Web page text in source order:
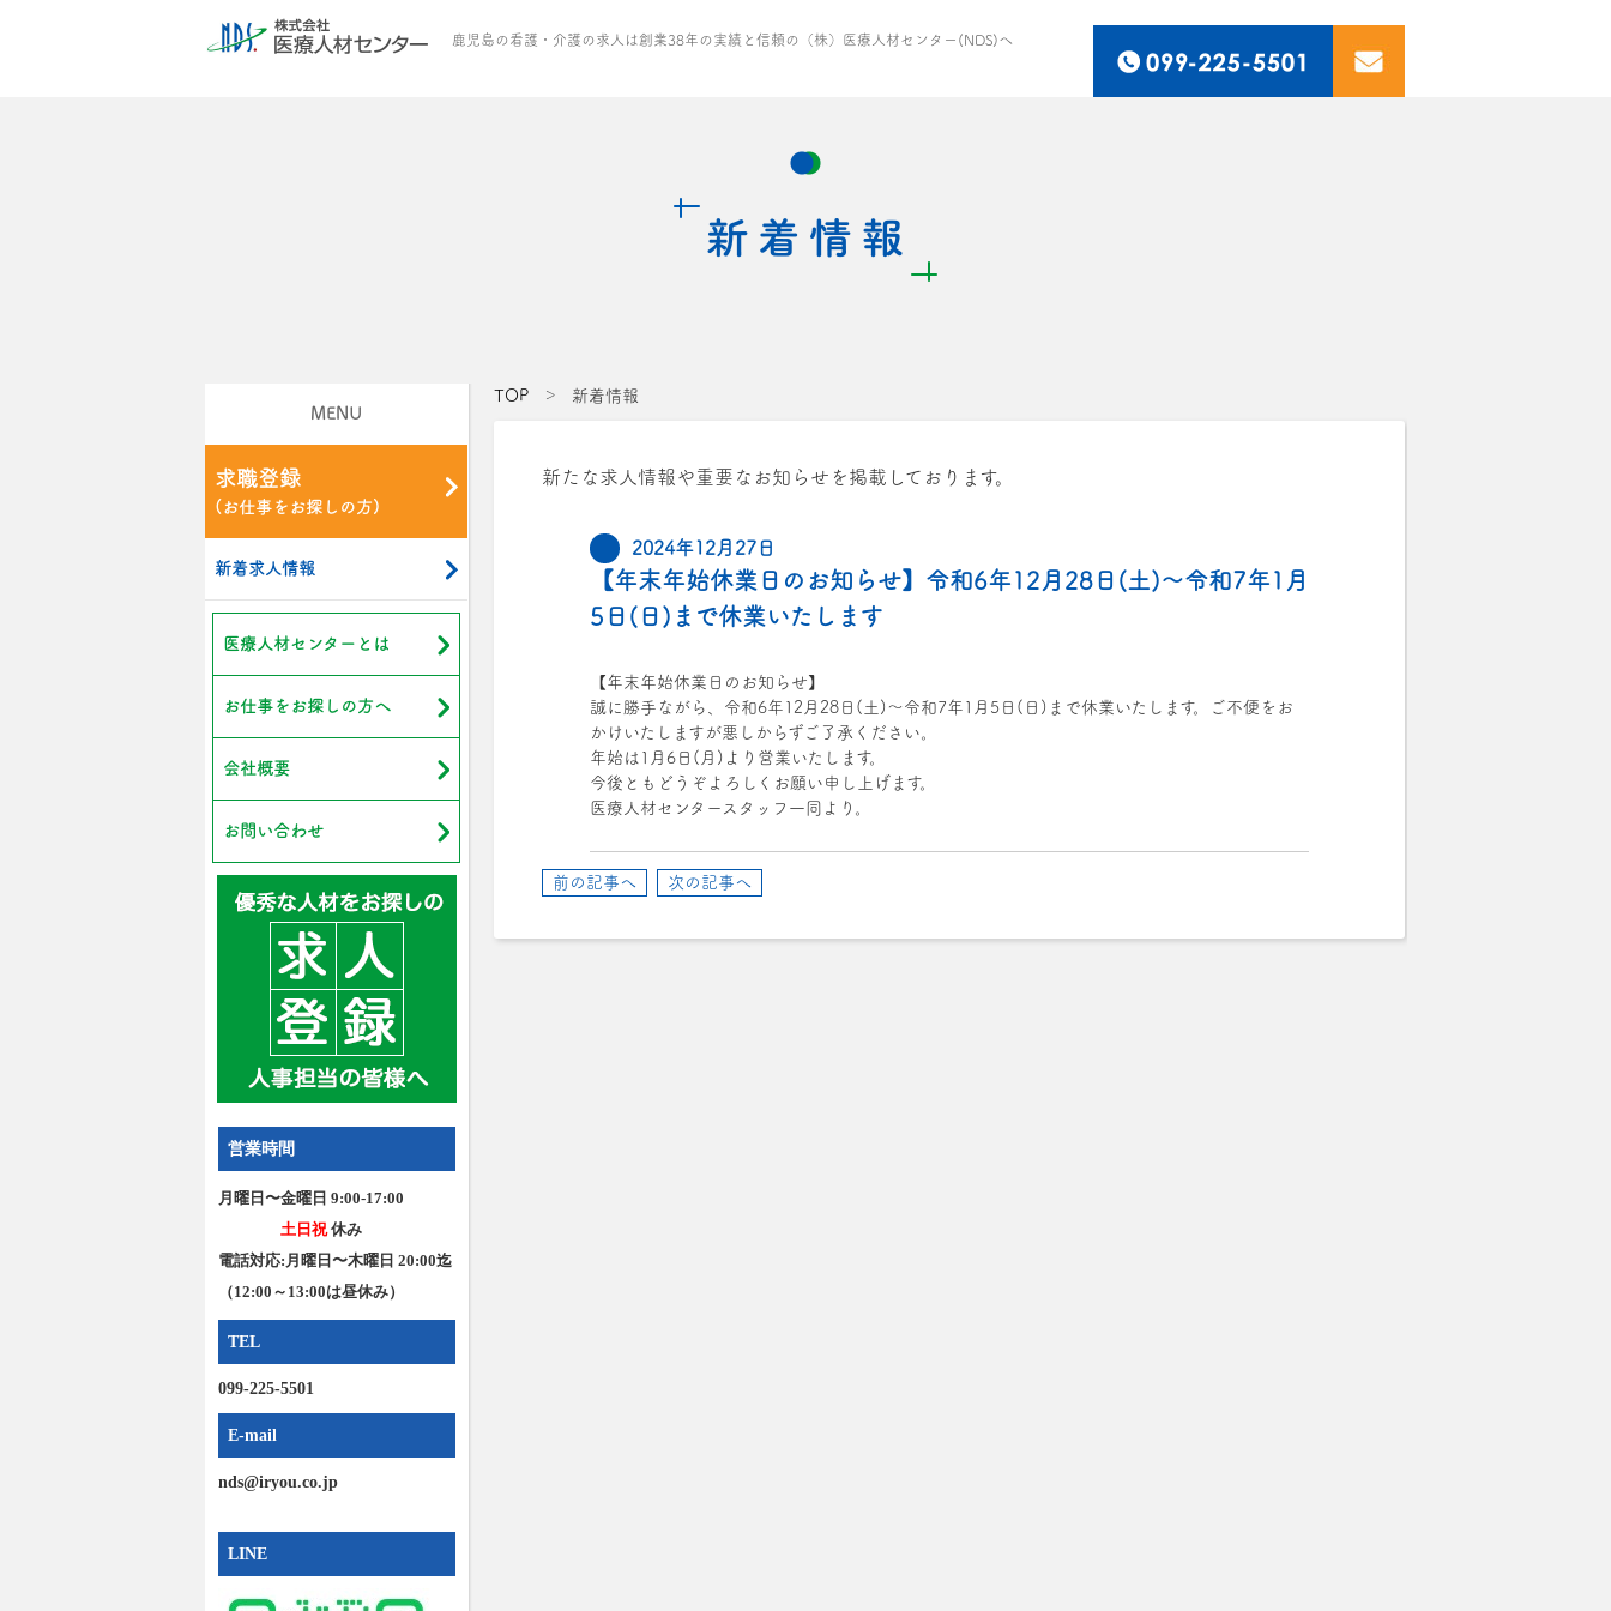
鹿児島の看護・介護の求人は創業38年の実績と信頼の（株）医療人材センター(NDS)へ
MENU
求職登録
(お仕事をお探しの方)
新着求人情報
医療人材センターとは
お仕事をお探しの方へ
会社概要
お問い合わせ
営業時間
月曜日〜金曜日 9:00-17:00
土日祝休み
電話対応:月曜日〜木曜日 20:00迄
（12:00～13:00は昼休み）
TEL
099-225-5501
E-mail
nds@iryou.co.jp
LINE
TOP 新着情報
新たな求人情報や重要なお知らせを掲載しております。
2024年12月27日
【年末年始休業日のお知らせ】令和6年12月28日(土)～令和7年1月
5日(日)まで休業いたします
【年末年始休業日のお知らせ】
誠に勝手ながら、令和6年12月28日(土)～令和7年1月5日(日)まで休業いたします。ご不便をお
かけいたしますが悪しからずご了承ください。
年始は1月6日(月)より営業いたします。
今後ともどうぞよろしくお願い申し上げます。
医療人材センタースタッフ一同より。
前の記事へ 次の記事へ